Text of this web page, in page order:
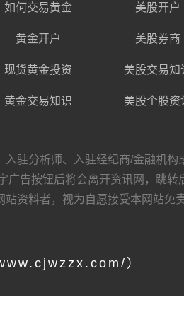
如何交易黄金
黄金开户
现货黄金投资
黄金交易知识
美股开户
美股券商
美股交易知
美股个股资
入驻分析师、入驻经纪商/金融机
广告按钮后将会离开资讯网，跳
站资料者，视为自愿接受本网站免
）